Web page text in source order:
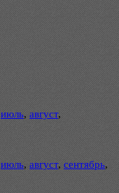
июль, август,
июль, август, сентябрь,